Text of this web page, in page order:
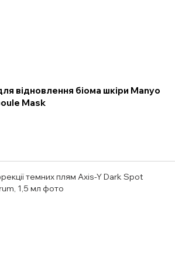
відновлення біома шкіри Manyo
Mask